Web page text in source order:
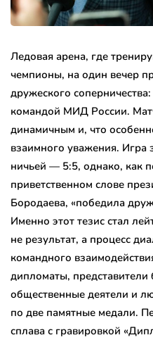
Ледовая арена, где
чемпионы, на один вечер
дружеского
командой МИД России.
динамичным и, что
взаимного уважения. Игра
ничьей — 5:5, однако, как
приветственном слове
Бородаева, «победила
Именно этот тезис стал
не результат, а процесс
командного
дипломаты, представители
общественные деятели и
по две памятные медали.
сплава с гравировкой